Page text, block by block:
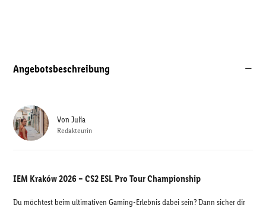
Angebotsbeschreibung
IEM Kraków 2026 – CS2 ESL Pro Tour Championship
Du möchtest beim ultimativen Gaming-Erlebnis dabei sein? Dann sicher dir
Von Julia
Redakteurin